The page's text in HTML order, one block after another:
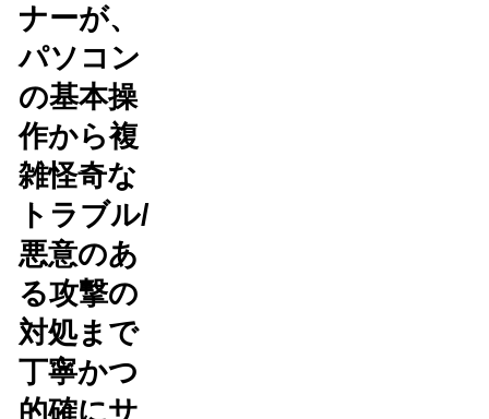
ナーが、
パソコン
の基本操
作から複
雑怪奇な
トラブル/
悪意のあ
る攻撃の
対処まで
丁寧かつ
的確にサ